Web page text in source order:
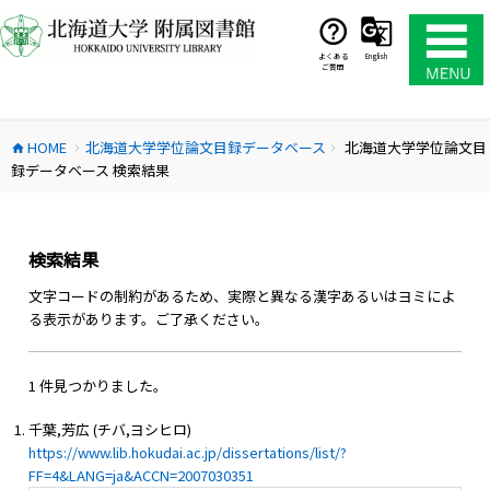
ン
テ
ス
キ
よくある
ご質問
English
home HOME chevron_right 北海道大学学位論文目録データベース chevron_right
北海道大学学位論文目
録データベース 検索結果
検索結果
文字コードの制約があるため、実際と異なる漢字あるいはヨミによ
る表示があります。ご了承ください。
1 件見つかりました。
千葉,芳広 (チバ,ヨシヒロ)
https://www.lib.hokudai.ac.jp/dissertations/list/?
FF=4&LANG=ja&ACCN=2007030351